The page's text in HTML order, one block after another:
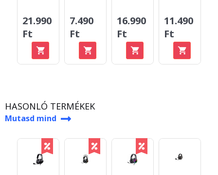
21.990
Ft
7.490
Ft
16.990
Ft
11.490
Ft
HASONLÓ TERMÉKEK
Mutasd mind